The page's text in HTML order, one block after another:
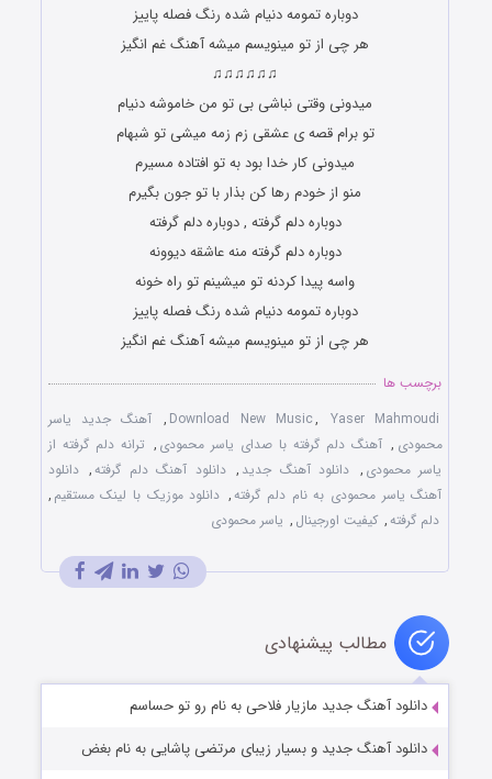
دوباره تمومه دنیام شده رنگ فصله پاییز
هر چی از تو مینویسم میشه آهنگ غم انگیز
♫♫♫♫♫♫
میدونی وقتی نباشی بی تو من خاموشه دنیام
تو برام قصه ی عشقی زم زمه میشی تو شبهام
میدونی کار خدا بود به تو افتاده مسیرم
منو از خودم رها کن بذار با تو جون بگیرم
دوباره دلم گرفته , دوباره دلم گرفته
دوباره دلم گرفته منه عاشقه دیوونه
واسه پیدا کردنه تو میشینم تو راه خونه
دوباره تمومه دنیام شده رنگ فصله پاییز
هر چی از تو مینویسم میشه آهنگ غم انگیز
برچسب ها
Download New Music, Yaser Mahmoudi
, آهنگ جدید یاسر
محمودی , آهنگ دلم گرفته با صدای یاسر محمودی , ترانه دلم گرفته از
یاسر محمودی , دانلود آهنگ جدید , دانلود آهنگ دلم گرفته, دانلود
آهنگ یاسر محمودی به نام دلم گرفته, دانلود موزیک با لینک مستقیم ,
دلم گرفته, کیفیت اورجینال , یاسر محمودی
مطالب پیشنهادی
دانلود آهنگ جدید مازیار فلاحی به نام رو تو حساسم
دانلود آهنگ جدید و بسیار زیبای مرتضی پاشایی‬ به نام بغض